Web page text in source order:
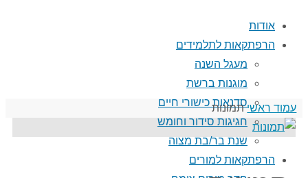
אודות
הרפתקאות לתלמידים
מעגל השנה
מוגנות ברשת
סדנאות כישורי חיים
חגיגות סידור וחומש
שנת בר/בת מצוה
הרפתקאות למורים
עמוד ראשי תמונות